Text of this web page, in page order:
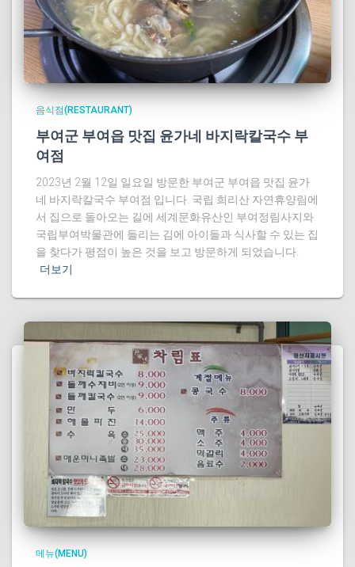
음식점(RESTAURANT)
부여군 부여읍 맛집 윤가네 바지락칼국수 부
여점
2023년 2월 12일 일요일 방문한 부여군 부여읍 맛집 윤가
네 바지락칼국수 부여점 입니다. 국립 희리산 자연휴양림에
서 집으로 돌아오는 길에 세계문화유산인 부여정림사지와
국립부여박물관에 들리는 김에 아이들과 식사할 수 있는 집
을 찾다가 평점이 높은 것을 보고 방문하게 되었습니다.
더보기
메뉴(MENU)